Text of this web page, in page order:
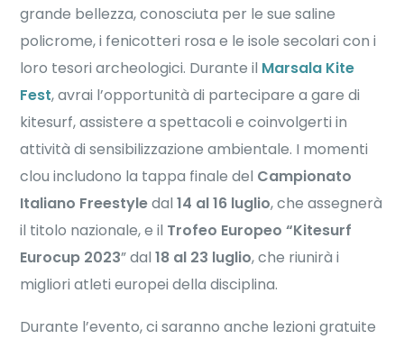
grande bellezza, conosciuta per le sue saline
policrome, i fenicotteri rosa e le isole secolari con i
loro tesori archeologici. Durante il Marsala Kite
Fest, avrai l’opportunità di partecipare a gare di
kitesurf, assistere a spettacoli e coinvolgerti in
attività di sensibilizzazione ambientale. I momenti
clou includono la tappa finale del Campionato
Italiano Freestyledal14 al 16 luglio, che assegnerà
il titolo nazionale, e il Trofeo Europeo “Kitesurf
Eurocup 2023” dal18 al 23 luglio, che riunirà i
migliori atleti europei della disciplina.
Durante l’evento, ci saranno anche lezioni gratuite